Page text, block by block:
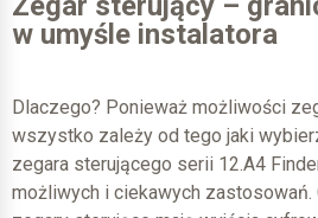
w umyśle instalatora
Dlaczego? Ponieważ możliwości
wszystko zależy od tego jaki
zegara sterującego serii 12.A4
możliwych i ciekawych